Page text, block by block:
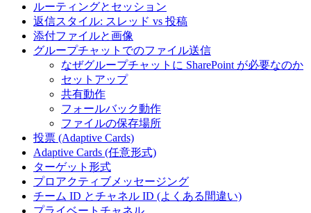
ルーティングとセッション
返信スタイル: スレッド vs 投稿
添付ファイルと画像
グループチャットでのファイル送信
なぜグループチャットに SharePoint が必要なのか
セットアップ
共有動作
フォールバック動作
ファイルの保存場所
投票 (Adaptive Cards)
Adaptive Cards (任意形式)
ターゲット形式
プロアクティブメッセージング
チーム ID とチャネル ID (よくある間違い)
プライベートチャネル